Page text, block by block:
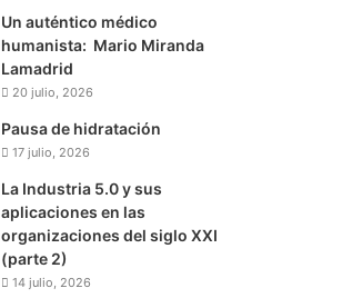
Un auténtico médico
humanista: Mario Miranda
Lamadrid
20 julio, 2026
Pausa de hidratación
17 julio, 2026
La Industria 5.0 y sus
aplicaciones en las
organizaciones del siglo XXI
(parte 2)
14 julio, 2026